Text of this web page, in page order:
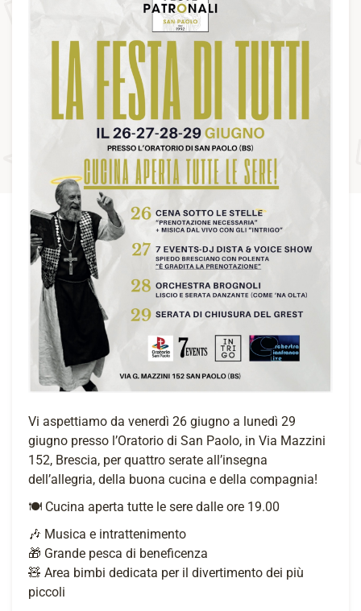
Vi aspettiamo da venerdì 26 giugno a lunedì 29
giugno presso l’Oratorio di San Paolo, in Via Mazzini
152, Brescia, per quattro serate all’insegna
dell’allegria, della buona cucina e della compagnia!
🍽 Cucina aperta tutte le sere dalle ore 19.00
🎶 Musica e intrattenimento
🎁 Grande pesca di beneficenza
🧸 Area bimbi dedicata per il divertimento dei più
piccoli